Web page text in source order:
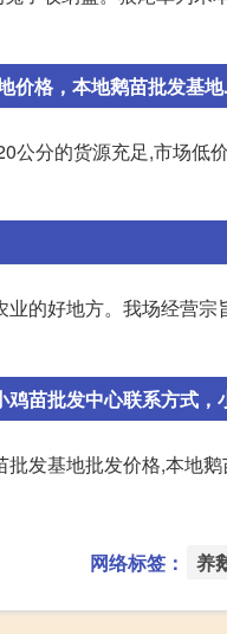
价格，本地鹅苗批发基地
公分的货源充足,市场
的好地方。我场经营
苗批发中心联系方式，
发基地批发价格,本地
网络标签： 养